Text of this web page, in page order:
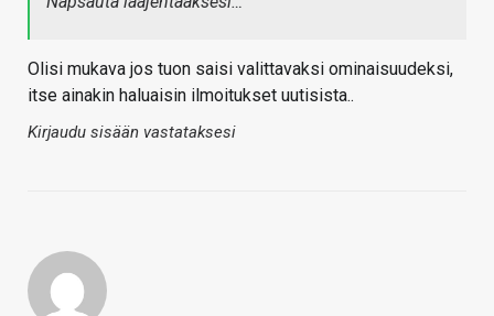
Olisi mukava jos tuon saisi valittavaksi ominaisuudeksi,
itse ainakin haluaisin ilmoitukset uutisista..
Kirjaudu sisään vastataksesi